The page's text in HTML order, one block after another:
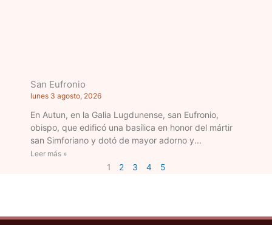
San Eufronio
lunes 3 agosto, 2026
En Autun, en la Galia Lugdunense, san Eufronio,
obispo, que edificó una basílica en honor del mártir
san Simforiano y dotó de mayor adorno y
Leer más »
1 2 3 4 5